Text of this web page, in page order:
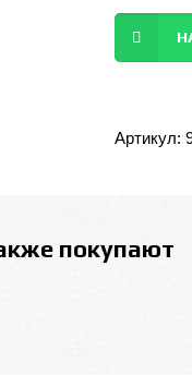
Артикул:
покупают